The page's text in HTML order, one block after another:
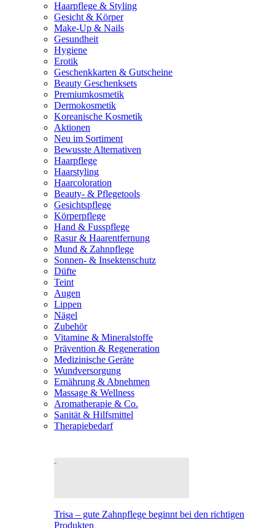
Haarpflege & Styling
Gesicht & Körper
Make-Up & Nails
Gesundheit
Hygiene
Erotik
Geschenkkarten & Gutscheine
Beauty Geschenksets
Premiumkosmetik
Dermokosmetik
Koreanische Kosmetik
Aktionen
Neu im Sortiment
Bewusste Alternativen
Haarpflege
Haarstyling
Haarcoloration
Beauty- & Pflegetools
Gesichtspflege
Körperpflege
Hand & Fusspflege
Rasur & Haarentfernung
Mund & Zahnpflege
Sonnen- & Insektenschutz
Düfte
Teint
Augen
Lippen
Nägel
Zubehör
Vitamine & Mineralstoffe
Prävention & Regeneration
Medizinische Geräte
Wundversorgung
Ernährung & Abnehmen
Massage & Wellness
Aromatherapie & Co.
Sanität & Hilfsmittel
Therapiebedarf
Trisa – gute Zahnpflege beginnt bei den richtigen
Produkten